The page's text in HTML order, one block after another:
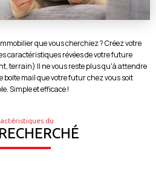
que vous cherchiez ? Créez votre
caractéristiques révées de votre future
terrain) Il ne vous reste plus qu'à attendre
mail que votre futur chez vous soit
Simple et efficace !
du